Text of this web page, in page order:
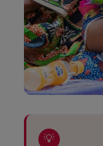
💡